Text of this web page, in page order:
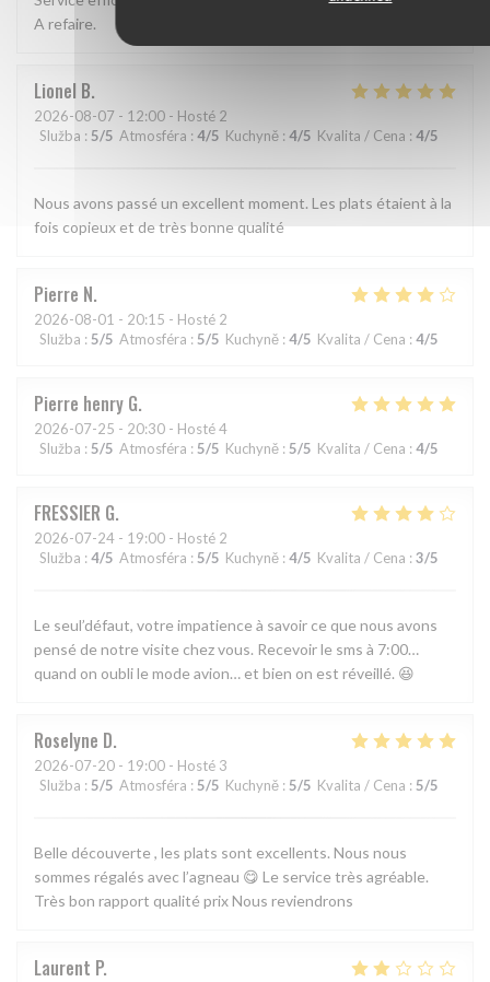
A refaire.
Lionel B
2026-08-07 - 12:00 - Hosté 2
Služba : 5/5 Atmosféra : 4/5 Kuchyně : 4/5 Kvalita / Cena : 4/5
Nous avons passé un excellent moment. Les plats étaient à la
fois copieux et de très bonne qualité
Pierre N
2026-08-01 - 20:15 - Hosté 2
Služba : 5/5 Atmosféra : 5/5 Kuchyně : 4/5 Kvalita / Cena : 4/5
Pierre henry G
2026-07-25 - 20:30 - Hosté 4
Služba : 5/5 Atmosféra : 5/5 Kuchyně : 5/5 Kvalita / Cena : 4/5
FRESSIER G
2026-07-24 - 19:00 - Hosté 2
Služba : 4/5 Atmosféra : 5/5 Kuchyně : 4/5 Kvalita / Cena : 3/5
Le seul’défaut, votre impatience à savoir ce que nous avons
pensé de notre visite chez vous. Recevoir le sms à 7:00…
quand on oubli le mode avion… et bien on est réveillé. 😆
Roselyne D
2026-07-20 - 19:00 - Hosté 3
Služba : 5/5 Atmosféra : 5/5 Kuchyně : 5/5 Kvalita / Cena : 5/5
Belle découverte , les plats sont excellents. Nous nous
sommes régalés avec l’agneau 😋 Le service très agréable.
Très bon rapport qualité prix Nous reviendrons
Laurent P